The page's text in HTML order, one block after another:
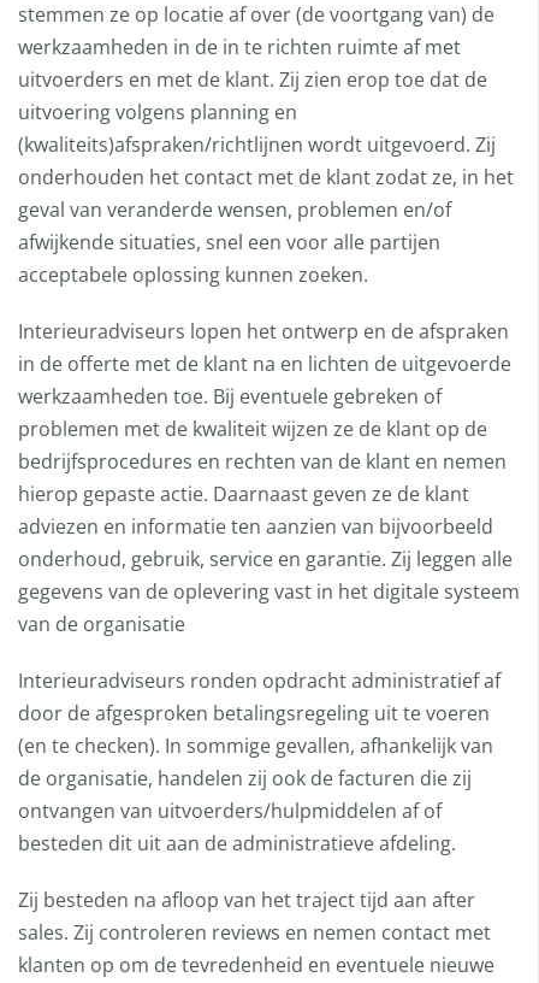
stemmen ze op locatie af over (de voortgang van) de
werkzaamheden in de in te richten ruimte af met
uitvoerders en met de klant. Zij zien erop toe dat de
uitvoering volgens planning en
(kwaliteits)afspraken/richtlijnen wordt uitgevoerd. Zij
onderhouden het contact met de klant zodat ze, in het
geval van veranderde wensen, problemen en/of
afwijkende situaties, snel een voor alle partijen
acceptabele oplossing kunnen zoeken.
Interieuradviseurs lopen het ontwerp en de afspraken
in de offerte met de klant na en lichten de uitgevoerde
werkzaamheden toe. Bij eventuele gebreken of
problemen met de kwaliteit wijzen ze de klant op de
bedrijfsprocedures en rechten van de klant en nemen
hierop gepaste actie. Daarnaast geven ze de klant
adviezen en informatie ten aanzien van bijvoorbeeld
onderhoud, gebruik, service en garantie. Zij leggen alle
gegevens van de oplevering vast in het digitale systeem
van de organisatie
Interieuradviseurs ronden opdracht administratief af
door de afgesproken betalingsregeling uit te voeren
(en te checken). In sommige gevallen, afhankelijk van
de organisatie, handelen zij ook de facturen die zij
ontvangen van uitvoerders/hulpmiddelen af of
besteden dit uit aan de administratieve afdeling.
Zij besteden na afloop van het traject tijd aan after
sales. Zij controleren reviews en nemen contact met
klanten op om de tevredenheid en eventuele nieuwe